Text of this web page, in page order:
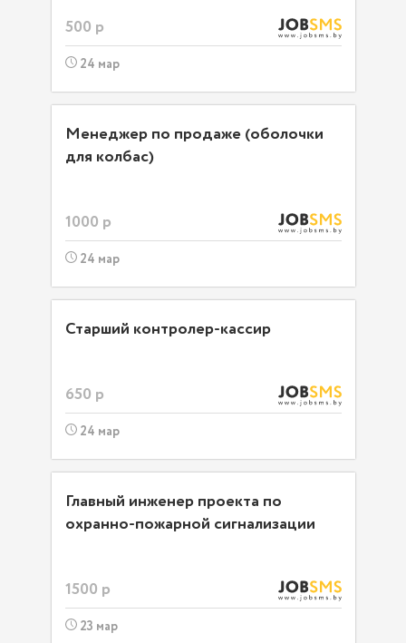
500 р
24 мар
Менеджер по продаже (оболочки
для колбас)
1000 р
24 мар
Старший контролер-кассир
650 р
24 мар
Главный инженер проекта по
охранно-пожарной сигнализации
1500 р
23 мар